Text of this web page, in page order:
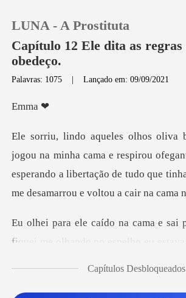
Histórico
Sair
LUNA - A Prostituta
Capítulo 12 Ele dita as regras
obedeço.
Palavras: 1075 |Lançado em: 09/09/2021
ma
cama e respirou
esperando a libertação de tud
fiquei me olhando no espelho e
Capítulos Desbloqueados